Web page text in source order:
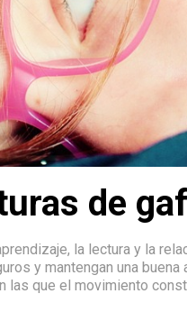
de
la lectura y la
y mantengan una
que el movimiento